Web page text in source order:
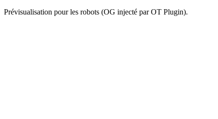
Prévisualisation pour les robots (OG injecté par OT Plugin).